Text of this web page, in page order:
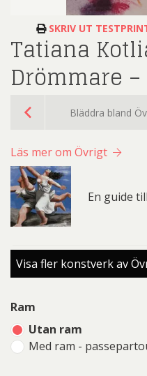
SKRIV UT
Tatiana
Drömmare
Bläddra bland
Läs mer om Övrigt
En guide
Visa fler konstverk av
Ram
Utan ram
Med ram -